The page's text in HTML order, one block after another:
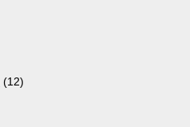
(12)